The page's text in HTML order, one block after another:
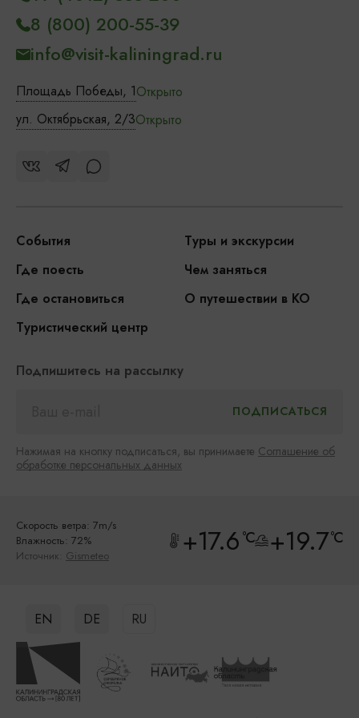
Площадь Победы, 1Открыто
ул. Октябрьская, 2/3Открыто
8 (800) 200-55-39
info@visit-kaliningrad.ru
События
Туры и экскурсии
Где поесть
Чем заняться
Где остановиться
О путешествии в КО
Туристический центр
Подпишитесь на рассылку
Нажимая на кнопку подписаться, вы принимаете Соглашение об
обработке персональных данных
Скорость ветра: 7m/s
Влажность: 72%
Источник: Gismeteo +17.6°C +19.7°C
EN DE RU